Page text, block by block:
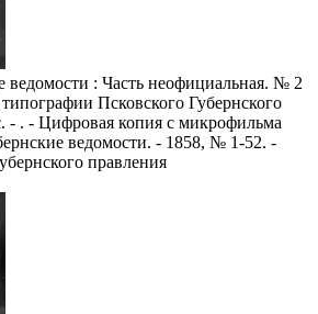
ведомости : Часть неофициальная. № 2
Псковского Губернского
- . - Цифровая копия с микрофильма
ведомости. - 1858, № 1-52. -
правления